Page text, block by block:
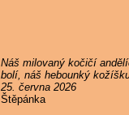
Náš milovaný kočičí
bolí, náš hebounký
25. června 2026
Štěpánka